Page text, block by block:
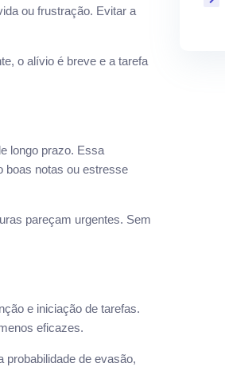
ou frustração. Evitar a
o alívio é breve e a tarefa
longo prazo. Essa
boas notas ou estresse
pareçam urgentes. Sem
e iniciação de tarefas.
eficazes.
probabilidade de evasão,